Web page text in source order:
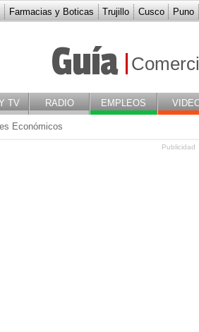
Farmacias y Boticas Trujillo Cusco Puno
SEVY
Guía
TV RADIO EMPLEOS
Económicos
Publicidad